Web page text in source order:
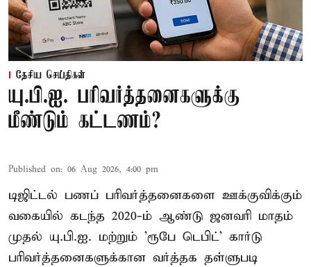
தேசிய செய்திகள்
யு.பி.ஐ. பரிவர்த்தனைகளுக்கு
மீண்டும் கட்டணம்?
Published on: 06 Aug 2026, 4:00 pm
டிஜிட்டல் பணப் பரிவர்த்தனைகளை ஊக்குவிக்கும்
வகையில் கடந்த 2020-ம் ஆண்டு ஜனவரி மாதம்
முதல் யு.பி.ஐ. மற்றும் 'ரூபே டெபிட்' கார்டு
பரிவர்த்தனைகளுக்கான வர்த்தக தள்ளுபடி